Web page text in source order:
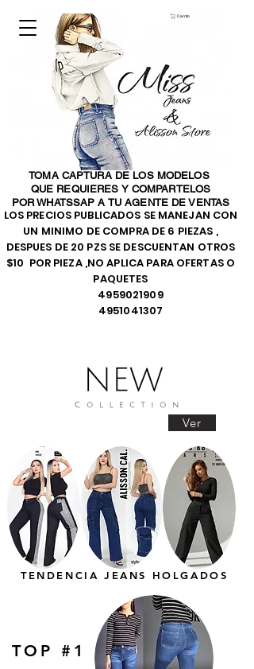
LOS PRECIOS PUBLICADOS SE MANEJAN CON
UN MINIMO DE COMPRA DE 6 PIEZAS ,
DESPUES DE 20 PZS SE DESCUENTAN OTROS
$10 POR PIEZA ,NO APLICA PARA OFERTAS O
PAQUETES
4959021909
4951041307
Ver
TOMA CAPTURA DE LOS MODELOS
QUE REQUIERES Y COMPARTELOS
POR WHATSSAP A TU AGENTE DE VENTAS
Carrito
TENDENCIA JEANS HOLGADOS
TOP #1